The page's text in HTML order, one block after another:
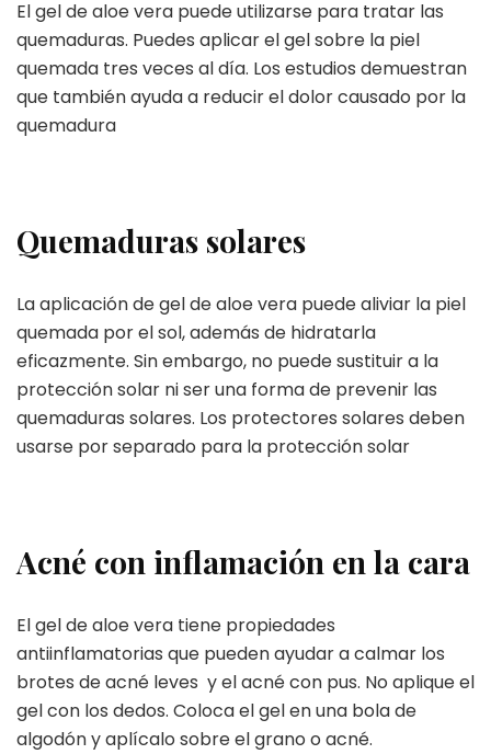
El gel de aloe vera puede utilizarse para tratar las
quemaduras. Puedes aplicar el gel sobre la piel
quemada tres veces al día. Los estudios demuestran
que también ayuda a reducir el dolor causado por la
quemadura
Quemaduras solares
La aplicación de gel de aloe vera puede aliviar la piel
quemada por el sol, además de hidratarla
eficazmente. Sin embargo, no puede sustituir a la
protección solar ni ser una forma de prevenir las
quemaduras solares. Los protectores solares deben
usarse por separado para la protección solar
Acné con inflamación en la cara
El gel de aloe vera tiene propiedades
antiinflamatorias que pueden ayudar a calmar los
brotes de acné leves y el acné con pus. No aplique el
gel con los dedos. Coloca el gel en una bola de
algodón y aplícalo sobre el grano o acné.